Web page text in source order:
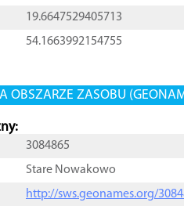
19.6647529405713
54.1663992154755
OBSZARZE ZASOBU
3084865
Stare Nowakowo
http://sws.geonames.org/